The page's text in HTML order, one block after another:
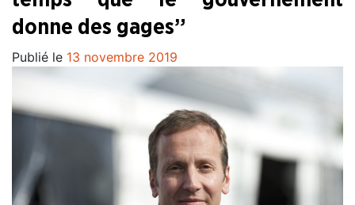
donne des gages”
Publié le 13 novembre 2019